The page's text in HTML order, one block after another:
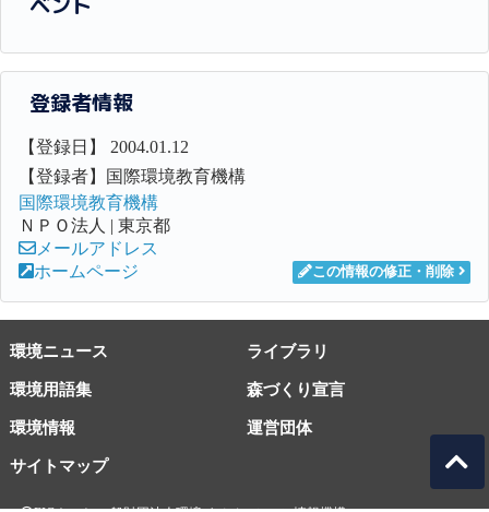
登録者情報
【登録日】 2004.01.12
【登録者】国際環境教育機構
国際環境教育機構
ＮＰＯ法人 | 東京都
メールアドレス
ホームページ
この情報の修正・削除
環境ニュース ライブラリ
環境用語集 森づくり宣言
環境情報
サイトマップ
運営団体